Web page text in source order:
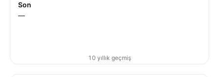
Son
—
10 yıllık geçmiş